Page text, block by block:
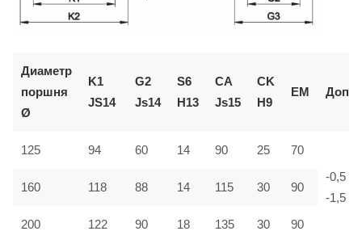
Диаметр
поршня
Ø
K1
JS14
G2
Js14
S6
H13
CA
Js15
CK
H9
EM Доп.
125 94 60 14 90 25 70
-0,5
-1,5
160 118 88 14 115 30 90
200 122 90 18 135 30 90